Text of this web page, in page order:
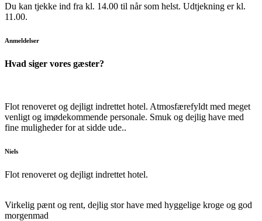
Du kan tjekke ind fra kl. 14.00 til når som helst. Udtjekning er kl.
11.00.
Anmeldelser
Hvad siger vores gæster?
Flot renoveret og dejligt indrettet hotel. Atmosfærefyldt med meget
venligt og imødekommende personale. Smuk og dejlig have med
fine muligheder for at sidde ude..
Niels
Flot renoveret og dejligt indrettet hotel.
Virkelig pænt og rent, dejlig stor have med hyggelige kroge og god
morgenmad